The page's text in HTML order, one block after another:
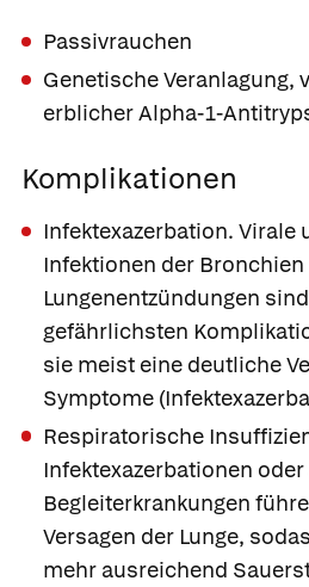
Passivrauchen
Genetische Veranlagung,
erblicher Alpha-1-
Komplikationen
Infektexazerbation. Virale
Infektionen der
Lungenentzündungen
gefährlichsten
sie meist eine deutliche
Symptome
Respiratorische
Infektexazerbationen
Begleiterkrankungen
Versagen der Lunge,
mehr ausreichend